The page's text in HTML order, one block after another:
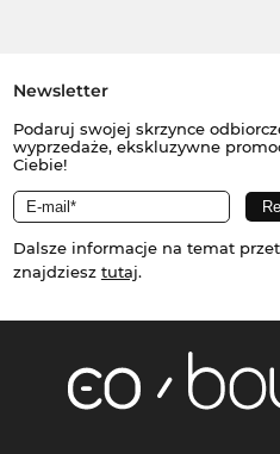
Newsletter
Podaruj swojej skrzynce
wyprzedaże, ekskluzywne
Ciebie!
Dalsze informacje na temat
znajdziesz tutaj.